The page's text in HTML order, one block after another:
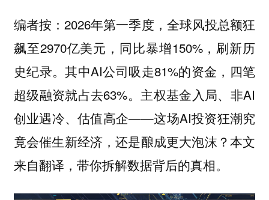
编者按：2026年第一季度，全球风投总额狂
飙至2970亿美元，同比暴增150%，刷新历
史纪录。其中AI公司吸走81%的资金，四笔
超级融资就占去63%。主权基金入局、非AI
创业遇冷、估值高企——这场AI投资狂潮究
竟会催生新经济，还是酿成更大泡沫？本文
来自翻译，带你拆解数据背后的真相。